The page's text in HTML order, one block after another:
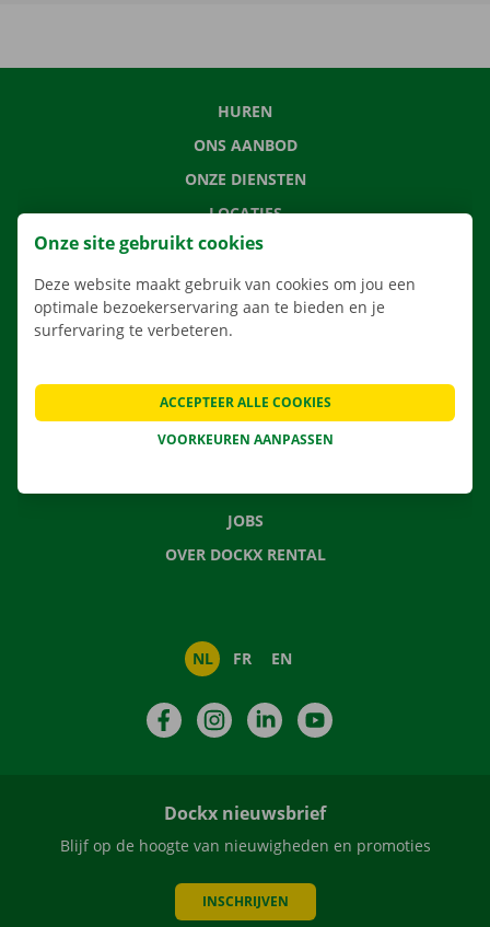
HUREN
ONS AANBOD
ONZE DIENSTEN
LOCATIES
APP
VERHUISOPLOSSINGEN
CONTACTEER ONS
VEELGESTELDE VRAGEN
JOBS
OVER DOCKX RENTAL
NL FR EN
FacebookInstagramLinkedIn
Dockx nieuwsbrief
Blijf op de hoogte van nieuwigheden en promoties
INSCHRIJVEN
Onze site gebruikt cookies
Deze website maakt gebruik van cookies om jou een
optimale bezoekerservaring aan te bieden en je
surfervaring te verbeteren.
VOORKEUREN AANPASSEN
ACCEPTEER ALLE COOKIES